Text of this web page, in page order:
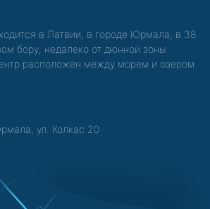
в Латвии, в городе Юрмала, в 38
бору, недалеко от дюнной зоны
расположен между морем и озером
ул. Колкас 20